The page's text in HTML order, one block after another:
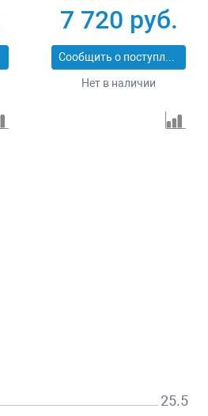
7 720 руб.
Сообщить о поступлении
Нет в наличии
25.5